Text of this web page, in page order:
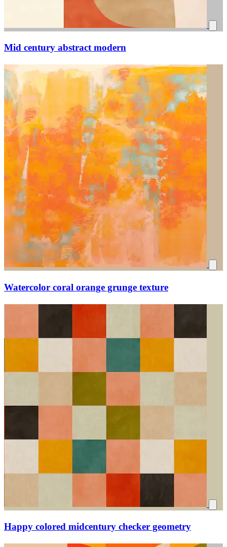
Mid century abstract modern
Watercolor coral orange grunge texture
Happy colored midcentury checker geometry